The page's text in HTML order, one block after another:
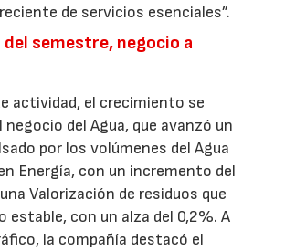
de servicios esenciales”.
semestre, negocio a
actividad, el crecimiento se
negocio del Agua, que avanzó un
por los volúmenes del Agua
Energía, con un incremento del
Valorización de residuos que
estable, con un alza del 0,2%. A
la compañía destacó el